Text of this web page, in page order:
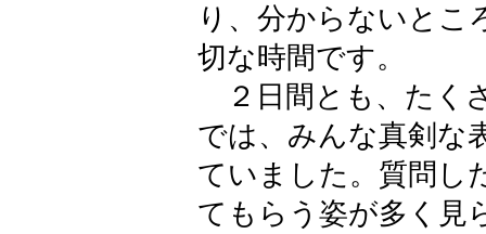
り、分からないとこ
切な時間です。
２日間とも、たく
では、みんな真剣な
ていました。質問し
てもらう姿が多く見